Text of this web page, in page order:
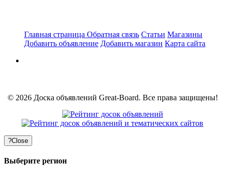
Главная страница Обратная связь Статьи Магазины
Добавить объявление Добавить магазин Карта сайта
© 2026 Доска объявлений Great-Board. Все права защищены!
?Close
Выберите регион